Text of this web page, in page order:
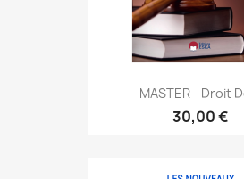
MASTER - Droit
30,00 €